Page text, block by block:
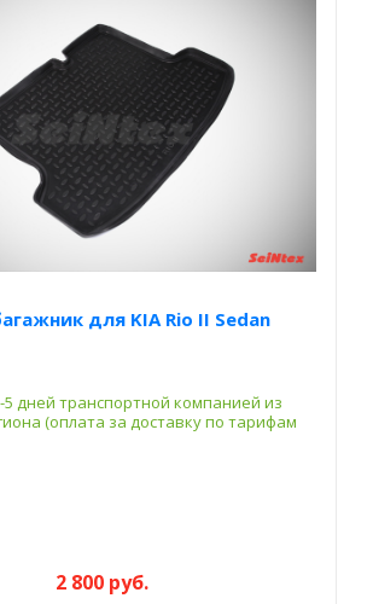
для KIA Rio II Sedan
5 дней транспортной компанией из
(оплата за доставку по тарифам
2 800 руб.